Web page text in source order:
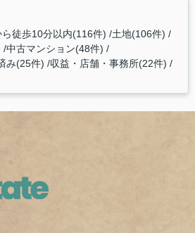
ら徒歩10分以内(116件) 土地(106件)
中古マンション(48件)
み(25件) 収益・店舗・事務所(22件)